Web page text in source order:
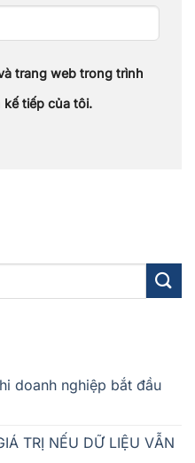
trang web trong trình
tiếp của tôi.
doanh nghiệp bắt đầu
TRỊ NẾU DỮ LIỆU VẪN